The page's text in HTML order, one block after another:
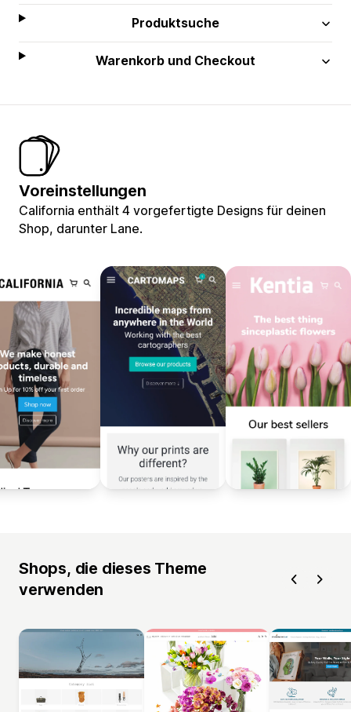
Produktsuche
Warenkorb und Checkout
Voreinstellungen
California enthält 4 vorgefertigte Designs für deinen
Shop, darunter Lane.
Shops, die dieses Theme
verwenden